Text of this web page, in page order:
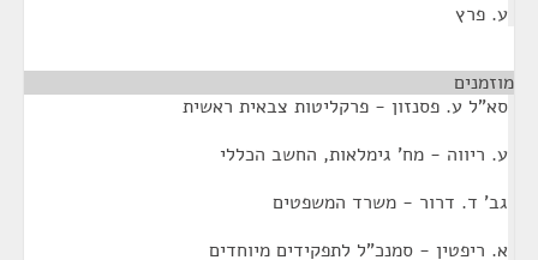
ע. פרץ
מוזמנים
סא"ל ע. פסנזון - פרקליטות צבאית ראשית
ע. ריווה - מח' גימלאות, החשב הכללי
גב' ד. דרור - משרד המשפטים
א. ריפטין - סמנכ"ל לתפקידים מיוחדים